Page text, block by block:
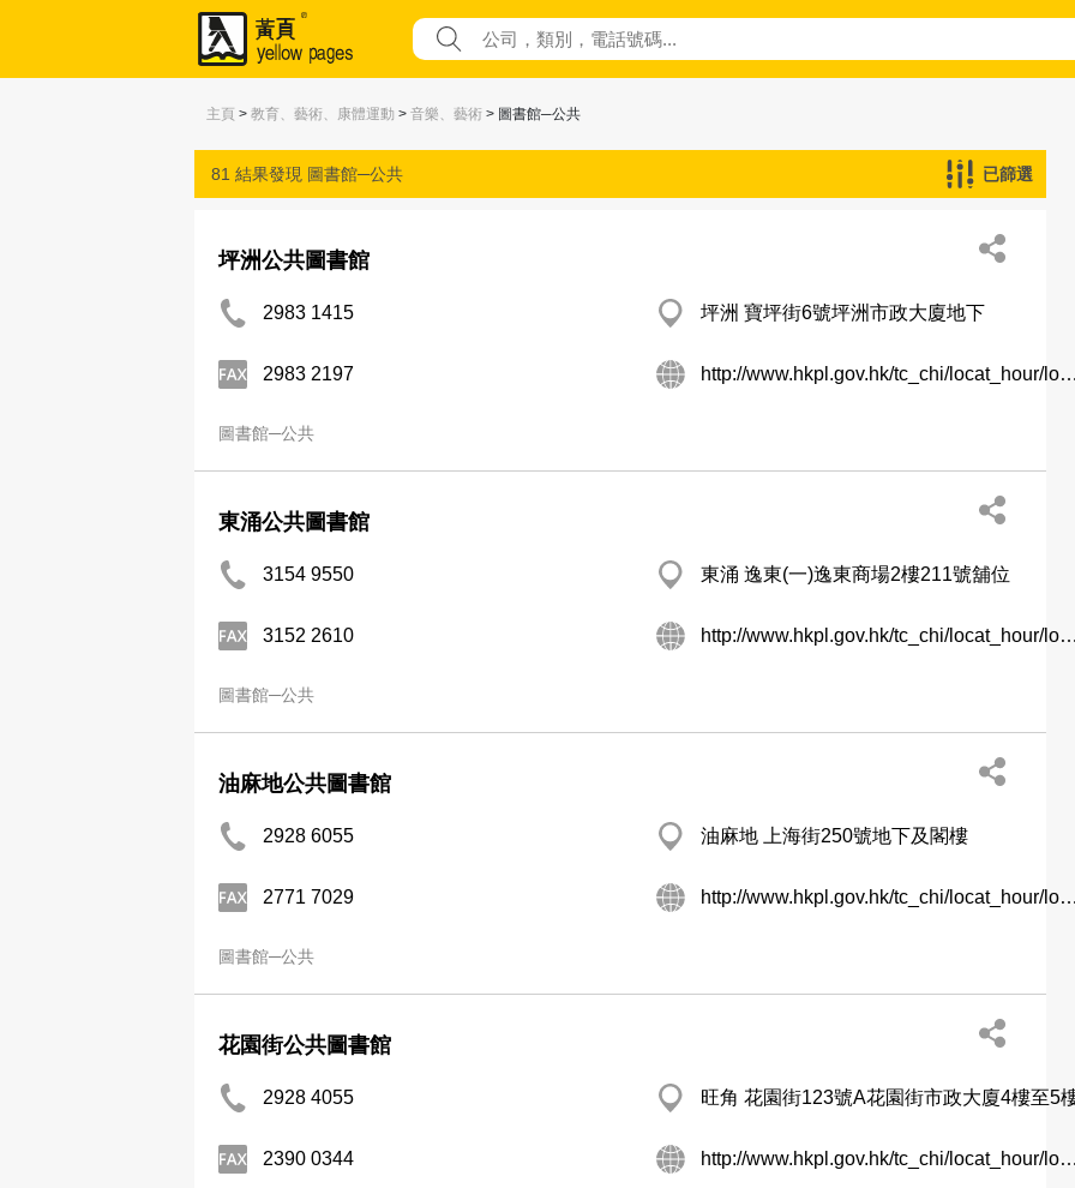
主頁 > 教育、藝術、康體運動 > 音樂、藝術 > 圖書館─公共
81 結果發現 圖書館─公共 已篩選
坪洲公共圖書館
2983 1415 坪洲 寶坪街6號坪洲市政大廈地下
2983 2197 http://www.hkpl.gov.hk/tc_chi/locat_hour/locat_hour_ll/locat_hour_ll_ntr/library_38.html
圖書館─公共
東涌公共圖書館
3154 9550 東涌 逸東(一)逸東商場2樓211號舖位
3152 2610 http://www.hkpl.gov.hk/tc_chi/locat_hour/locat_hour_ll/locat_hour_ll_ntr/library_59.html
圖書館─公共
油麻地公共圖書館
2928 6055 油麻地 上海街250號地下及閣樓
2771 7029 http://www.hkpl.gov.hk/tc_chi/locat_hour/locat_hour_ll/locat_hour_ll_kr/library_65.html
圖書館─公共
花園街公共圖書館
2928 4055 旺角 花園街123號A花園街市政大廈4樓至5
2390 0344 http://www.hkpl.gov.hk/tc_chi/locat_hour/locat_hour_ll/locat_hour_ll_kr/library_61.html